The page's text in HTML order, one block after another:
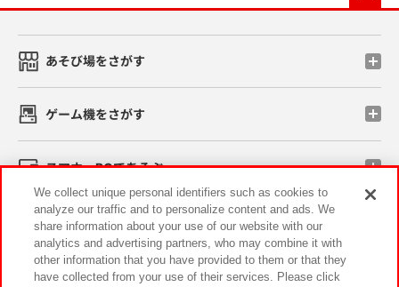
あそび場をさがす
ゲーム機をさがす
スマホ・PCであそぶ
イベント・キャンペーン
We collect unique personal identifiers such as cookies to
analyze our traffic and to personalize content and ads. We
share information about your use of our website with our
analytics and advertising partners, who may combine it with
other information that you have provided to them or that they
have collected from your use of their services. Please click